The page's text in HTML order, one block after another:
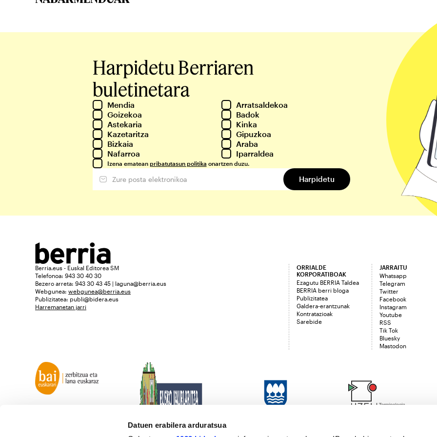
Datuen erabilera arduratsua
Harpidetu Berriaren
buletinetara
Mendia
Arratsaldekoa
Goizekoa
Badok
Astekaria
Kinka
Kazetaritza
Gipuzkoa
Bizkaia
Araba
Nafarroa
Iparraldea
Izena ematean pribatutasun politika onartzen duzu.
Berria.eus - Euskal Editorea SM
Telefonoa: 943 30 40 30
Bezero arreta: 943 30 43 45 | laguna@berria.eus
Webgunea: webgunea@berria.eus
Publizitatea: publi@bidera.eus
Harremanetan jarri
ORRIALDE
KORPORATIBOAK
Ezagutu BERRIA Taldea
BERRIA berri bloga
Publizitatea
Galdera-erantzunak
Kontratazioak
Sarebide
JARRAITU
Whatsapp
Telegram
Twitter
Facebook
Instagram
Youtube
RSS
Tik Tok
Bluesky
Mastodon